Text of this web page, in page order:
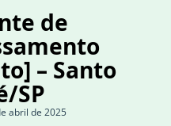
de
– Santo
SP
abril de 2025